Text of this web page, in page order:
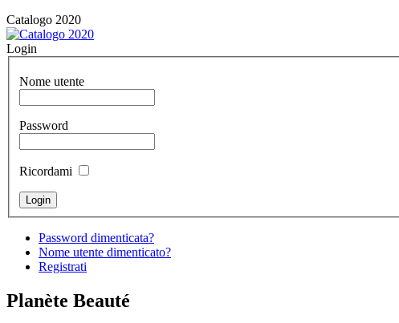
Catalogo 2020
Login
Nome utente
Password
Ricordami
Password dimenticata?
Nome utente dimenticato?
Registrati
Planète Beauté